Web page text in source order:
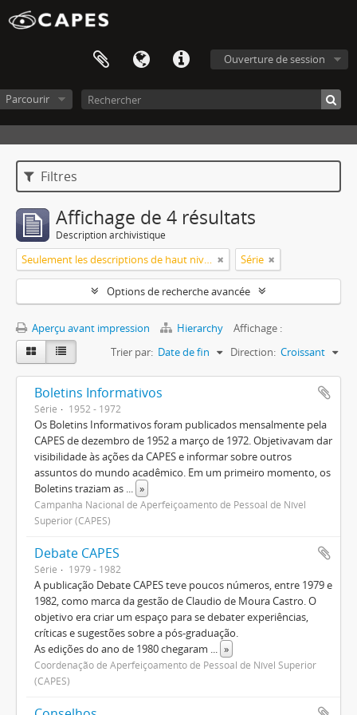
Ouverture de session
Parcourir
Filtres
Affichage de 4 résultats
Description archivistique
Seulement les descriptions de haut niveau Série
Options de recherche avancée
Aperçu avant impression Hierarchy
Affichage :
Trier par: Date de fin Direction: Croissant
Boletins Informativos
Série 1952 - 1972
Os Boletins Informativos foram publicados mensalmente pela
CAPES de dezembro de 1952 a março de 1972. Objetivavam dar
visibilidade às ações da CAPES e informar sobre outros
assuntos do mundo acadêmico. Em um primeiro momento, os
Boletins traziam as ... »
Campanha Nacional de Aperfeiçoamento de Pessoal de Nível
Superior (CAPES)
Debate CAPES
Série 1979 - 1982
A publicação Debate CAPES teve poucos números, entre 1979 e
1982, como marca da gestão de Claudio de Moura Castro. O
objetivo era criar um espaço para se debater experiências,
críticas e sugestões sobre a pós-graduação.
As edições do ano de 1980 chegaram ... »
Coordenação de Aperfeiçoamento de Pessoal de Nível Superior
(CAPES)